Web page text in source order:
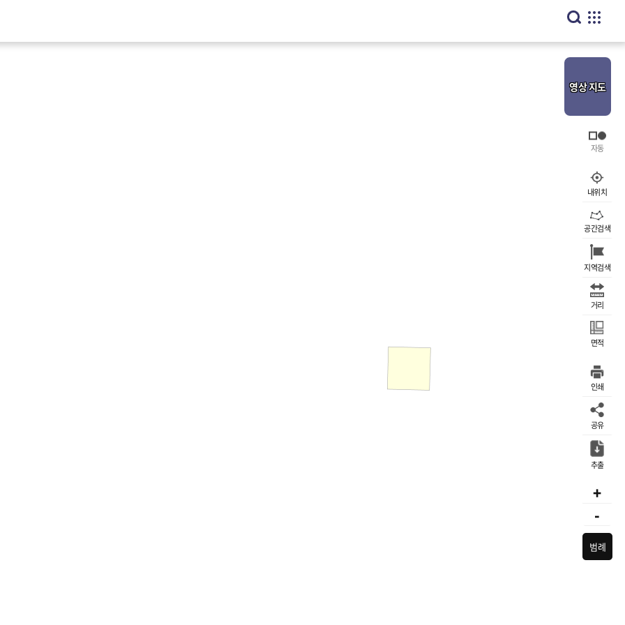
영상지도
내위치
공간검색
지역검색
거리
면적
인쇄
공유
추출
+
-
범례